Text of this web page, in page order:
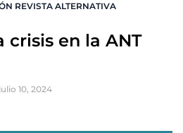
REVISTA ALTERNATIVA
crisis en la ANT
julio 10, 2024